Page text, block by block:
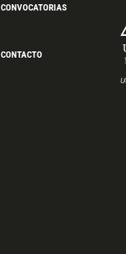
CONVOCATORIAS
CONTACTO